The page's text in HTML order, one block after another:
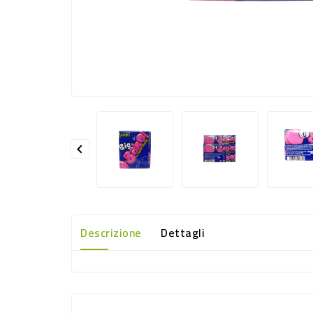

Descrizione Dettagli